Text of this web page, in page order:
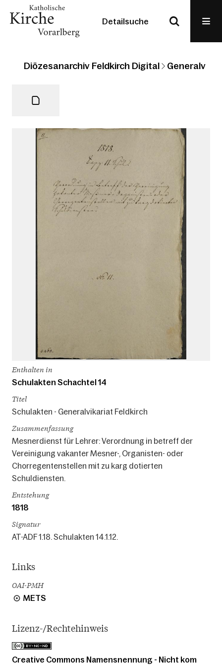
Detailsuche
Diözesanarchiv Feldkirch Digital
Enthalten in
Schulakten Schachtel 14
Titel
Schulakten - Generalvikariat Feldkirch
Zusammenfassung
Mesnerdienst für Lehrer: Verordnung in betreff der
Vereinigung vakanter Mesner-, Organisten- oder
Chorregentenstellen mit zu karg dotierten
Schuldiensten.
Entstehung
1818
Signatur
AT-ADF 1.18. Schulakten 14.1.12.
Links
OAI-PMH
METS
Lizenz-/Rechtehinweis
Creative Commons Namensnennung - Nicht kom